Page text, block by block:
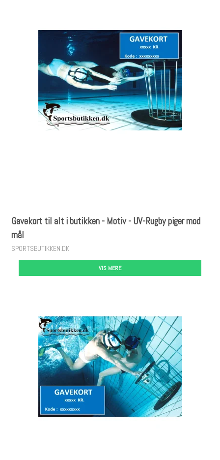
Gavekort til alt i butikken - Motiv - UV-Rugby piger mod
mål
SPORTSBUTIKKEN.DK
VIS MERE